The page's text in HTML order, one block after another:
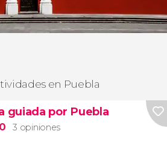
en Puebla
guiada por Puebla
3 opiniones